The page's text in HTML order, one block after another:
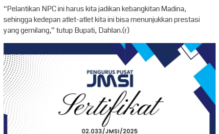
“Pelantikan NPC ini harus kita jadikan kebangkitan Madina,
sehingga kedepan atlet-atlet kita ini bisa menunjukkan prestasi
yang gemilang,” tutup Bupati, Dahlan.(r)